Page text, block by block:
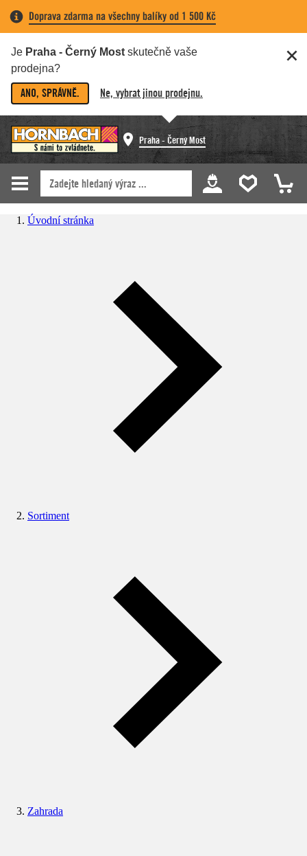
Doprava zdarma na všechny balíky od 1 500 Kč
Je Praha - Černý Most skutečně vaše
prodejna?
ANO, SPRÁVNĚ. Ne, vybrat jinou prodejnu.
Praha - Černý Most
Úvodní stránka
Sortiment
Zahrada